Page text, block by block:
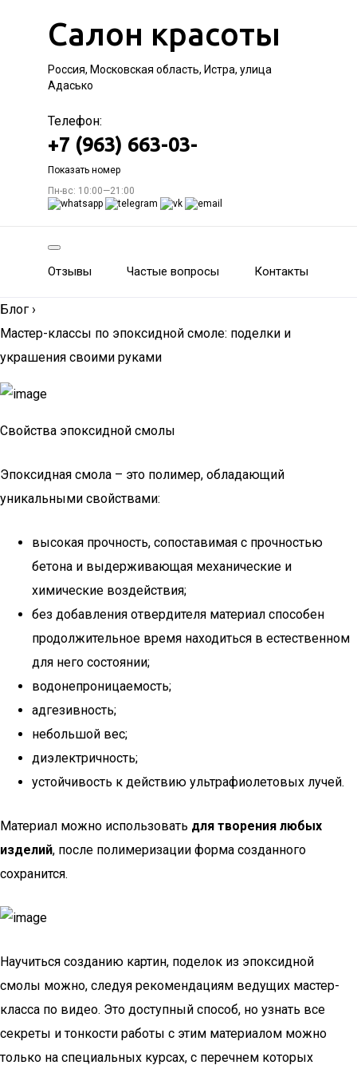
Салон красоты
Россия, Московская область, Истра, улица
Адасько
Телефон:
+7 (963) 663-03-
Показать номер
Пн-вс: 10:00—21:00
Отзывы Частые вопросы Контакты
Блог ›
Мастер-классы по эпоксидной смоле: поделки и
украшения своими руками
Свойства эпоксидной смолы
Эпоксидная смола – это полимер, обладающий
уникальными свойствами:
высокая прочность, сопоставимая с прочностью
бетона и выдерживающая механические и
химические воздействия;
без добавления отвердителя материал способен
продолжительное время находиться в естественном
для него состоянии;
водонепроницаемость;
адгезивность;
небольшой вес;
диэлектричность;
устойчивость к действию ультрафиолетовых лучей.
Материал можно использовать для творения любых
изделий, после полимеризации форма созданного
сохранится.
Научиться созданию картин, поделок из эпоксидной
смолы можно, следуя рекомендациям ведущих мастер-
класса по видео. Это доступный способ, но узнать все
секреты и тонкости работы с этим материалом можно
только на специальных курсах, с перечнем которых